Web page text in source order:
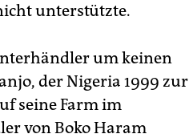
unterstützte.
um keinen
der Nigeria 1999 zur
seine Farm im
von Boko Haram